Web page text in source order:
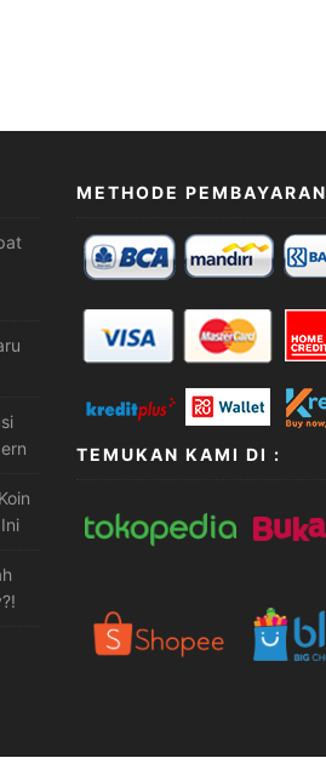
METHODE PEMBAYARAN
TEMUKAN KAMI DI :